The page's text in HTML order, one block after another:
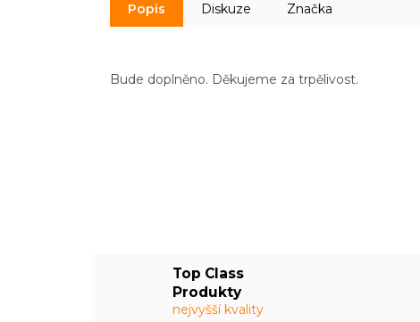
Top Class
Produkty
nejvyšší kvality
Popis Diskuze Značka
Bude doplněno. Děkujeme za trpělivost.